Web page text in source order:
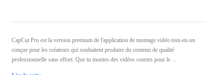
CapCut Pro est la version premium de l'application de montage vidéo tout-en-un
conçue pour les créateurs qui souhaitent produire du contenu de qualité
professionnelle sans effort. Que tu montes des vidéos courtes pour le ...